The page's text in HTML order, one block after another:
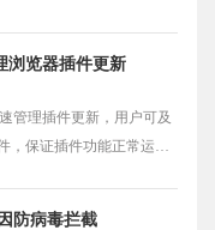
浏览器插件更新
管理插件更新，用户可及
，保证插件功能正常运
防病毒拦截